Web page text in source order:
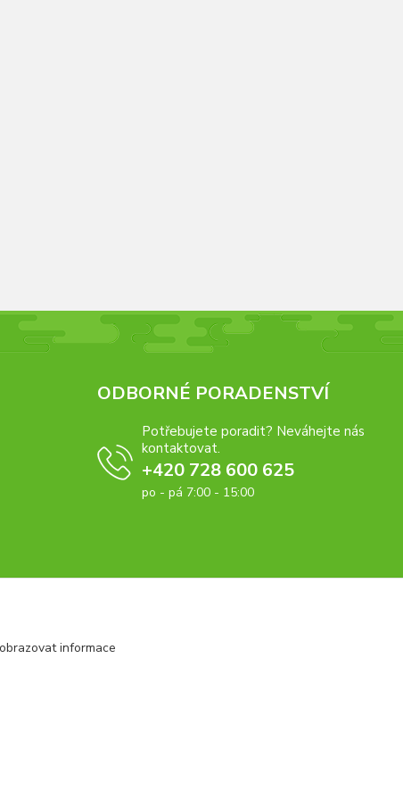
ODBORNÉ PORADENSTVÍ
Potřebujete poradit? Neváhejte nás
kontaktovat.
+420 728 600 625
po - pá 7:00 - 15:00
informace